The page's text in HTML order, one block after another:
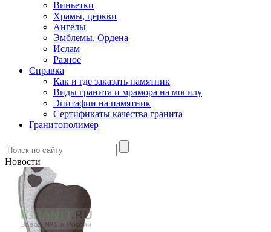
Виньетки
Храмы, церкви
Ангелы
Эмблемы, Ордена
Ислам
Разное
Справка
Как и где заказать памятник
Виды гранита и мрамора на могилу
Эпитафии на памятник
Сертификаты качества гранита
Гранитополимер
Новости